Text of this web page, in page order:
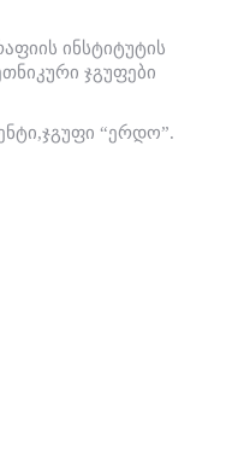
ინსტიტუტის
ჯგუფები
“ერდო”.